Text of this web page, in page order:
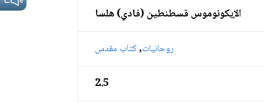
الإيكونوموس قسطنطين (فادي) هلسا
روحانيات,كتاب مقدس
2.5